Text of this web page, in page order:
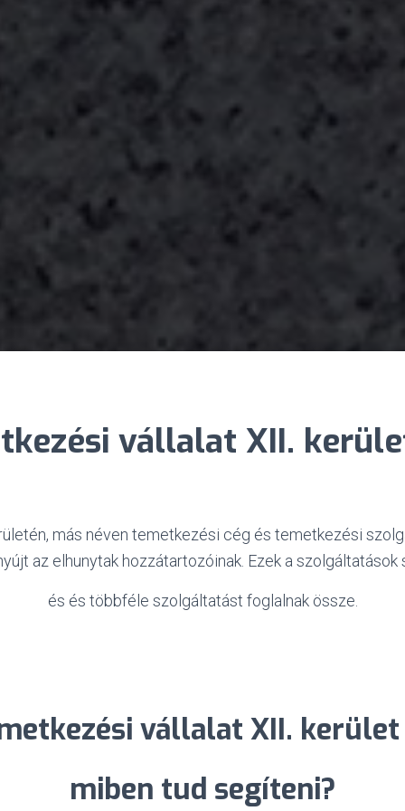
vállalat XII.
más néven temetkezési cég és temetkezési
az elhunytak hozzátartozóinak. Ezek a szolgáltatások
és és többféle szolgáltatást foglalnak össze.
vállalat XII. kerület
miben tud segíteni?